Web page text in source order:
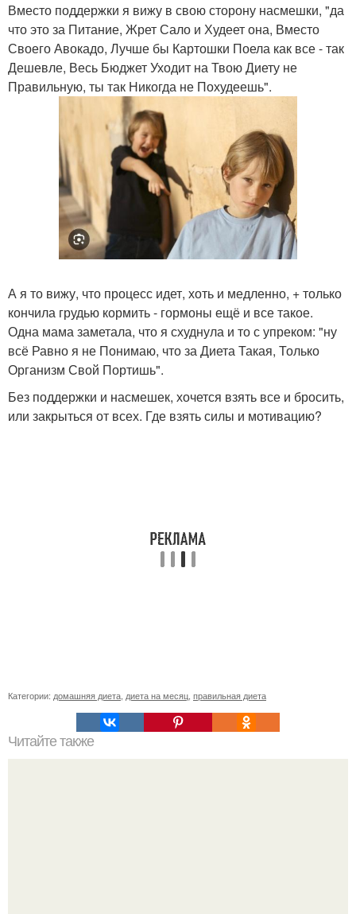
Вместо поддержки я вижу в свою сторону насмешки, "да
что это за Питание, Жрет Сало и Худеет она, Вместо
Своего Авокадо, Лучше бы Картошки Поела как все - так
Дешевле, Весь Бюджет Уходит на Твою Диету не
Правильную, ты так Никогда не Похудеешь".
А я то вижу, что процесс идет, хоть и медленно, + только
кончила грудью кормить - гормоны ещё и все такое.
Одна мама заметала, что я схуднула и то с упреком: "ну
всё Равно я не Понимаю, что за Диета Такая, Только
Организм Свой Портишь".
Без поддержки и насмешек, хочется взять все и бросить,
или закрыться от всех. Где взять силы и мотивацию?
Категории: домашняя диета диета на месяц правильная диета
Читайте также